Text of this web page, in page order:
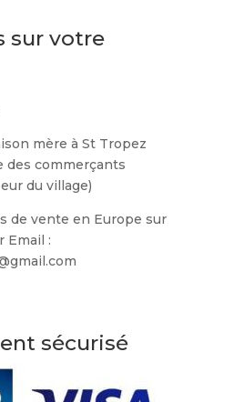
sur votre
mère à St Tropez
des commerçants
du village)
de vente en Europe sur
Email :
sécurisé